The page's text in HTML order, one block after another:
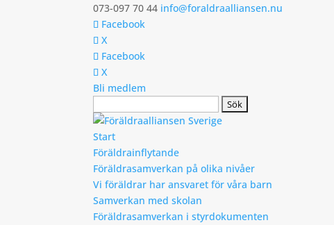
073-097 70 44 info@foraldraalliansen.nu
Facebook
X
Facebook
X
Bli medlem
Start
Föräldrainflytande
Föräldrasamverkan på olika nivåer
Vi föräldrar har ansvaret för våra barn
Samverkan med skolan
Föräldrasamverkan i styrdokumenten